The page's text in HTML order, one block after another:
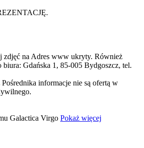
zdjęć na Adres www ukryty. Również
biura: Gdańska 1, 85-005 Bydgoszcz‎, tel.
informacje nie są ofertą w
Galactica Virgo Pokaż więcej